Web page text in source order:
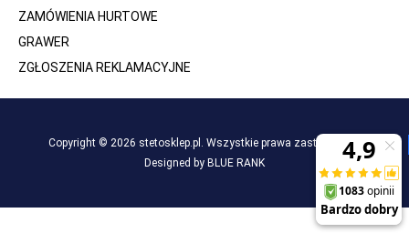
ZAMÓWIENIA HURTOWE
GRAWER
ZGŁOSZENIA REKLAMACYJNE
Copyright © 2026 stetosklep.pl. Wszystkie prawa zastrzeżone.
Designed by BLUE RANK